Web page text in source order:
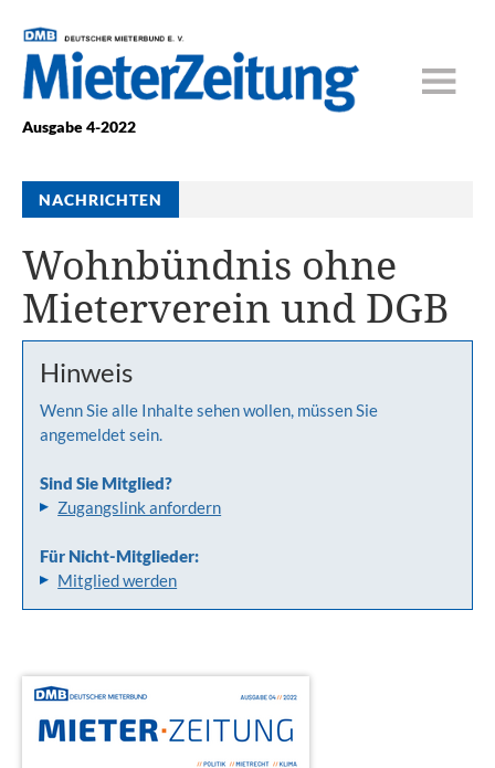
Ausgabe 4-2022
NACHRICHTEN
Wohnbündnis ohne
Mieterverein und DGB
Hinweis
Wenn Sie alle Inhalte sehen wollen, müssen Sie
angemeldet sein.
Sind Sie Mitglied?
Zugangslink anfordern
Für Nicht-Mitglieder:
Mitglied werden